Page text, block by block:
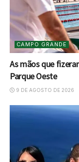
CAMPO GRANDE
As mãos que
Parque Oeste
9 DE AGOSTO DE 2026